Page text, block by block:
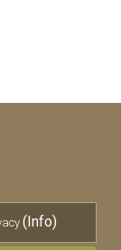
(Info)